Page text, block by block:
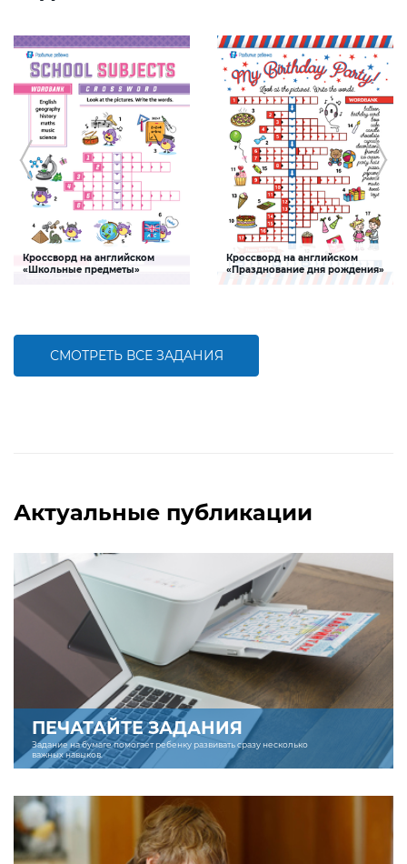
Кроссворд на английском
«Школьные предметы»
Кроссворд на английском
«Празднование дня рождения»
СМОТРЕТЬ ВСЕ ЗАДАНИЯ
Актуальные публикации
ПЕЧАТАЙТЕ ЗАДАНИЯ
Задание на бумаге помогает ребенку развивать сразу несколько
важных навыков.